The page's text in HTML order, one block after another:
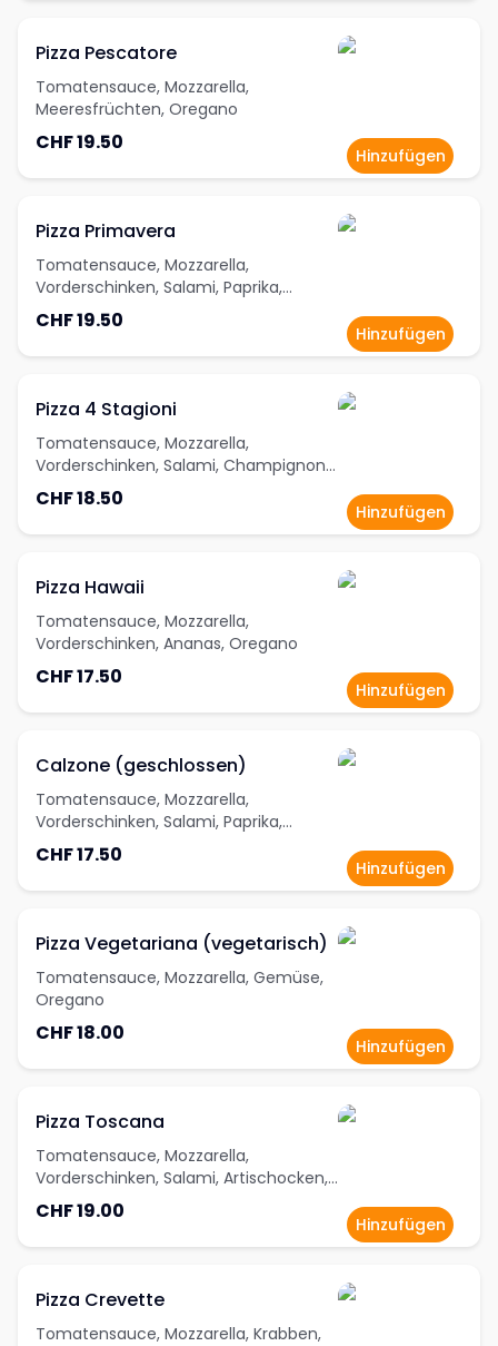
Pizza Pescatore
Tomatensauce, Mozzarella,
Meeresfrüchten, Oregano
CHF 19.50
Hinzufügen
Pizza Primavera
Tomatensauce, Mozzarella,
Vorderschinken, Salami, Paprika,
Champignons, Artischocken, Oliven,
Peperoni, Oregano
CHF 19.50
Hinzufügen
Pizza 4 Stagioni
Tomatensauce, Mozzarella,
Vorderschinken, Salami, Champignons,
Paprika, Oregano
CHF 18.50
Hinzufügen
Pizza Hawaii
Tomatensauce, Mozzarella,
Vorderschinken, Ananas, Oregano
CHF 17.50
Hinzufügen
Calzone (geschlossen)
Tomatensauce, Mozzarella,
Vorderschinken, Salami, Paprika,
Oregano
CHF 17.50
Hinzufügen
Pizza Vegetariana (vegetarisch)
Tomatensauce, Mozzarella, Gemüse,
Oregano
CHF 18.00
Hinzufügen
Pizza Toscana
Tomatensauce, Mozzarella,
Vorderschinken, Salami, Artischocken,
Zwiebeln, Oregano
CHF 19.00
Hinzufügen
Pizza Crevette
Tomatensauce, Mozzarella, Krabben,